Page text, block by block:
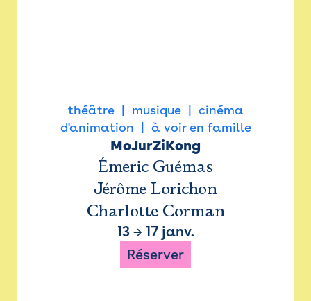
théâtre musique
cinéma
d'animation
à voir en famille
MoJurZiKong
Émeric Guémas
Jérôme Lorichon
Charlotte Corman
13→ 17 janv.
Réserver